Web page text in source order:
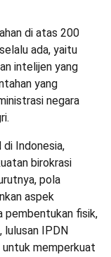
di atas 200
ada, yaitu
intelijen yang
yang
negara
di Indonesia,
birokrasi
pola
aspek
pembentukan fisik,
lulusan IPDN
untuk memperkuat